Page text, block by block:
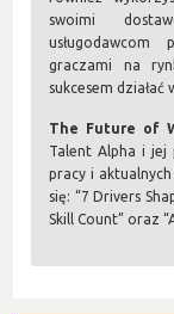
swoimi
graczami na
sukcesem działać
The Future of
Talent Alpha i jej
pracy i
się: “7 Drivers
Skill Count” oraz